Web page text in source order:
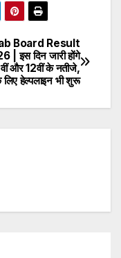
Board Result
| इस दिन जारी होंगे
और 12वीं के नतीजे,
लिए हेल्पलाइन भी शुरू